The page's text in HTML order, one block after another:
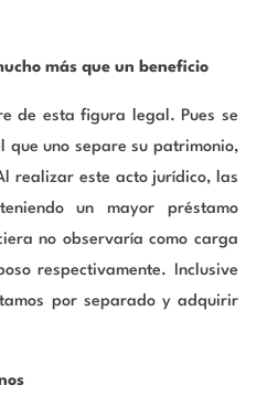
más que un beneficio
de esta figura legal. Pues se
que uno separe su patrimonio,
realizar este acto jurídico, las
un mayor préstamo
no observaría como carga
respectivamente. Inclusive
por separado y adquirir